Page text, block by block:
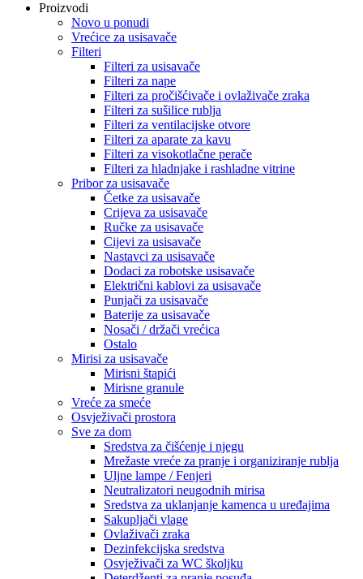
Proizvodi
Novo u ponudi
Vrećice za usisavače
Filteri
Filteri za usisavače
Filteri za nape
Filteri za pročišćivače i ovlaživače zraka
Filteri za sušilice rublja
Filteri za ventilacijske otvore
Filteri za aparate za kavu
Filteri za visokotlačne perače
Filteri za hladnjake i rashladne vitrine
Pribor za usisavače
Četke za usisavače
Crijeva za usisavače
Ručke za usisavače
Cijevi za usisavače
Nastavci za usisavače
Dodaci za robotske usisavače
Električni kablovi za usisavače
Punjači za usisavače
Baterije za usisavače
Nosači / držači vrećica
Ostalo
Mirisi za usisavače
Mirisni štapići
Mirisne granule
Vreće za smeće
Osvježivači prostora
Sve za dom
Sredstva za čišćenje i njegu
Mrežaste vreće za pranje i organiziranje rublja
Uljne lampe / Fenjeri
Neutralizatori neugodnih mirisa
Sredstva za uklanjanje kamenca u uređajima
Sakupljači vlage
Ovlaživači zraka
Dezinfekcijska sredstva
Osvježivači za WC školjku